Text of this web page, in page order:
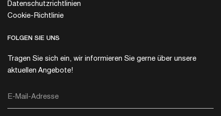
Datenschutzrichtlinien
Cookie-Richtlinie
FOLGEN SIE UNS
Tragen Sie sich ein, wir informieren Sie gerne über unsere
aktuellen Angebote!
E-Mail-Adresse